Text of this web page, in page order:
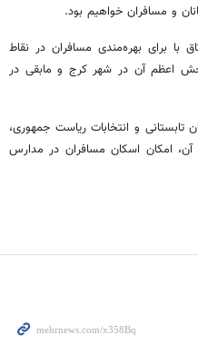
افزود: ۱۲ مدرسه به تعداد ۷۶ اتاق با برای بهره‌مندی مسافران در نقاط
اعظم آن در شهر کرج و مابقی در
و انتخابات ریاست جمهوری،
آن، امکان اسکان مسافران در مدارس